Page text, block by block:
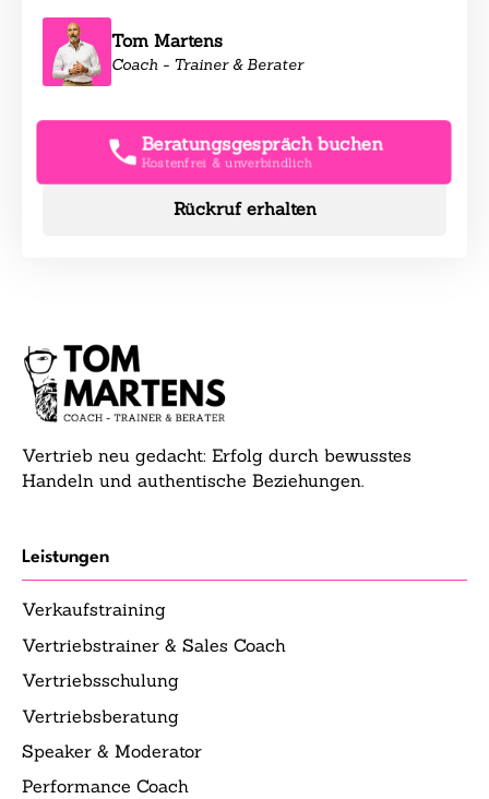
Tom Martens
Coach - Trainer & Berater
Beratungsgespräch buchen
Kostenfrei & unverbindlich
Rückruf erhalten
Vertrieb neu gedacht: Erfolg durch bewusstes
Handeln und authentische Beziehungen.
Leistungen
Verkaufstraining
Vertriebstrainer & Sales Coach
Vertriebsschulung
Vertriebsberatung
Speaker & Moderator
Performance Coach